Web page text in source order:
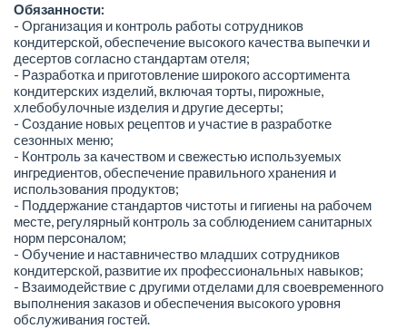
Обязанности:
- Организация и контроль работы сотрудников
кондитерской, обеспечение высокого качества выпечки и
десертов согласно стандартам отеля;
- Разработка и приготовление широкого ассортимента
кондитерских изделий, включая торты, пирожные,
хлебобулочные изделия и другие десерты;
- Создание новых рецептов и участие в разработке
сезонных меню;
- Контроль за качеством и свежестью используемых
ингредиентов, обеспечение правильного хранения и
использования продуктов;
- Поддержание стандартов чистоты и гигиены на рабочем
месте, регулярный контроль за соблюдением санитарных
норм персоналом;
- Обучение и наставничество младших сотрудников
кондитерской, развитие их профессиональных навыков;
- Взаимодействие с другими отделами для своевременного
выполнения заказов и обеспечения высокого уровня
обслуживания гостей.